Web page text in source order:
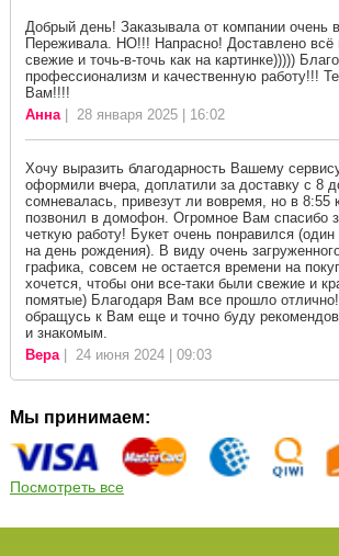
Добрый день! Заказывала от компании очень
Переживала. НО!!! Напрасно! Доставлено всё
свежие и точь-в-точь как на картинке)))))
профессионализм и качественную работу!!!
Вам!!!!
Анна| 28 января 2025 | 16:02
Хочу выразить благодарность Вашему
оформили вчера, доплатили за доставку с 8
сомневалась, привезут ли вовремя, но в 8:55
позвонил в домофон. Огромное Вам спасибо
четкую работу! Букет очень понравился
на день рождения). В виду очень
графика, совсем не остается времени на
хочется, чтобы они все-таки были свежие и
помятые) Благодаря Вам все прошло
обращусь к Вам еще и точно буду
и знакомым.
Вера| 24 июня 2024 | 09:03
Мы принимаем:
Посмотреть все